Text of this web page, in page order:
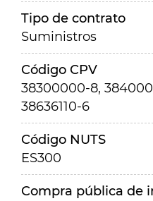
Tipo de contrato
Suministros
Código CPV
38300000-8,
38636110-6
Código NUTS
ES300
Compra pública de